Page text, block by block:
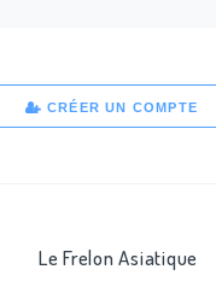
CRÉER UN COMPTE
Le Frelon Asiatique